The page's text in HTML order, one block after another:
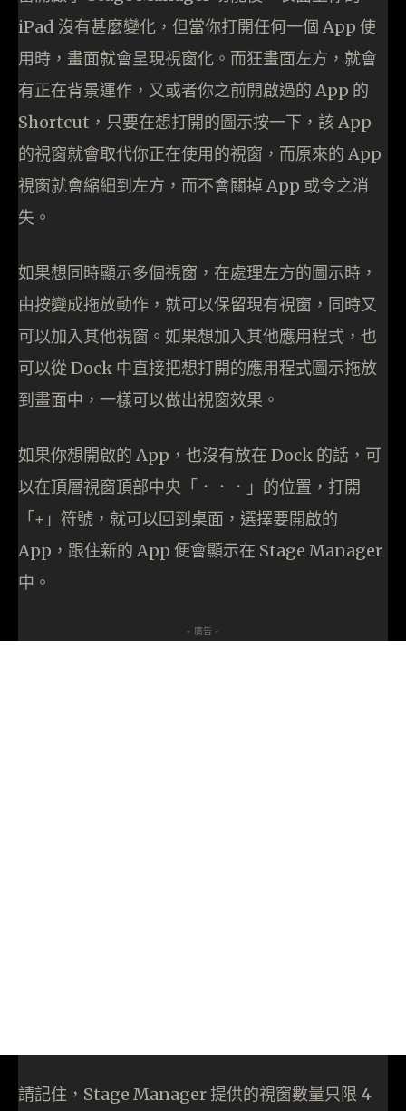
iPad 沒有甚麼變化，但當你打開任何一個 App 使
用時，畫面就會呈現視窗化。而狂畫面左方，就會
有正在背景運作，又或者你之前開啟過的 App 的
Shortcut，只要在想打開的圖示按一下，該 App
的視窗就會取代你正在使用的視窗，而原來的 App
視窗就會縮細到左方，而不會關掉 App 或令之消
失。
如果想同時顯示多個視窗，在處理左方的圖示時，
由按變成拖放動作，就可以保留現有視窗，同時又
可以加入其他視窗。如果想加入其他應用程式，也
可以從 Dock 中直接把想打開的應用程式圖示拖放
到畫面中，一樣可以做出視窗效果。
如果你想開啟的 App，也沒有放在 Dock 的話，可
以在頂層視窗頂部中央「．．．」的位置，打開
「+」符號，就可以回到桌面，選擇要開啟的
App，跟住新的 App 便會顯示在 Stage Manager
中。
- 廣告 -
請記住，Stage Manager 提供的視窗數量只限 4